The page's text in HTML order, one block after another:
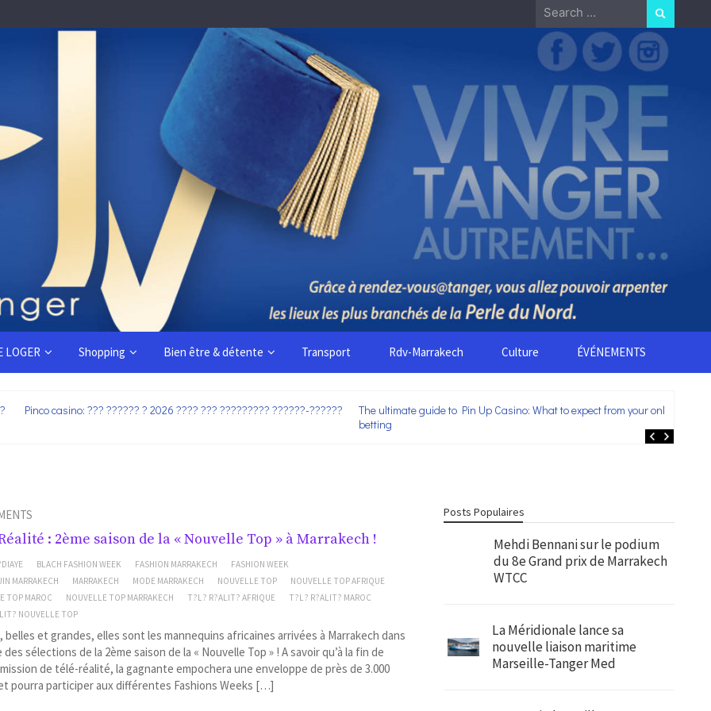
Search
for:
LOGER Shopping Bien être & détente Transport Rdv-Marrakech Culture ÉVÉNEMENTS
Pinco casino: ??? ?????? ? 2026 ???? ??? ????????? ??????-??????
The ultimate guide to Pin Up Casino: What to expect from your online
betting
: 2ème saison de la « Nouvelle Top » à Marrakech !
BLACH FASHION WEEK FASHION MARRAKECH
FASHION WEEK
MARRAKECH
MARRAKECH MODE MARRAKECH NOUVELLE TOP
NOUVELLE TOP AFRIQUE
TOP MAROC
NOUVELLE TOP MARRAKECH T?L? R?ALIT? AFRIQUE
T?L? R?ALIT? MAROC
NOUVELLE TOP
belles et grandes, elles sont les mannequins africaines arrivées à Marrakech dans
des sélections de la 2ème saison de la « Nouvelle Top » ! A savoir qu’à la fin de
de télé-réalité, la gagnante empochera une enveloppe de près de 3.000
pourra participer aux différentes Fashions Weeks […]
Posts Populaires
Mehdi Bennani sur le podium
du 8e Grand prix de Marrakech
WTCC
La Méridionale lance sa
nouvelle liaison maritime
Marseille-Tanger Med